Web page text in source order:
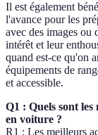
Il est également
l'avance pour les
avec des images ou
intérêt et leur
quand est-ce qu'on
équipements de
et accessible.
Q1 : Quels sont les
en voiture ?
R1 : Les meilleurs